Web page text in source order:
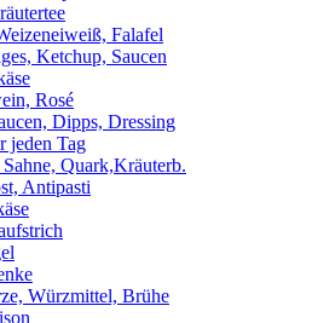
Falafel
Ketchup, Saucen
Rosé
Dipps, Dressing
jeden Tag
Quark,Kräuterb.
Antipasti
Würzmittel, Brühe